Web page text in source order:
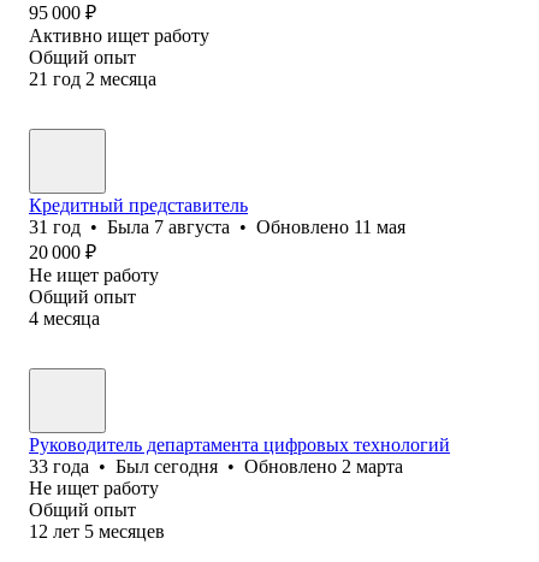
95 000 ₽
Активно ищет работу
Общий опыт
21 год 2 месяца
Кредитный представитель
31 год • Была 7 августа • Обновлено 11 мая
20 000 ₽
Не ищет работу
Общий опыт
4 месяца
Руководитель департамента цифровых технологий
33 года • Был сегодня • Обновлено 2 марта
Не ищет работу
Общий опыт
12 лет 5 месяцев